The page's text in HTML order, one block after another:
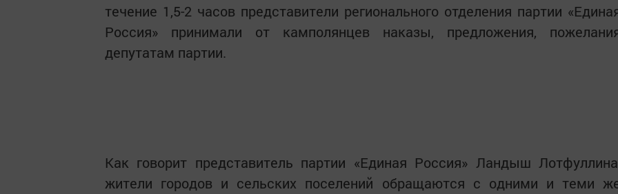
течение 1,5-2 часов представители регионального отделения партии
Россия» принимали от камполянцев наказы, предложения,
депутатам партии.
Как говорит представитель партии «Единая Россия» Ландыш
жители городов и сельских поселений обращаются с одними и теми